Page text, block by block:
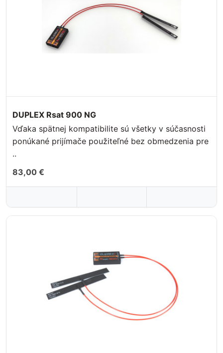
DUPLEX Rsat 900 NG
Vďaka spätnej kompatibilite sú všetky v súčasnosti
ponúkané prijímače použiteľné bez obmedzenia pre
..
83,00 €